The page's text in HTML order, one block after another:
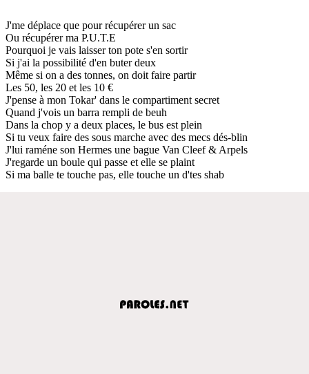
J'me déplace que pour récupérer un sac
Ou récupérer ma P.U.T.E
Pourquoi je vais laisser ton pote s'en sortir
Si j'ai la possibilité d'en buter deux
Même si on a des tonnes, on doit faire partir
Les 50, les 20 et les 10 €
J'pense à mon Tokar' dans le compartiment secret
Quand j'vois un barra rempli de beuh
Dans la chop y a deux places, le bus est plein
Si tu veux faire des sous marche avec des mecs dés-blin
J'lui raméne son Hermes une bague Van Cleef & Arpels
J'regarde un boule qui passe et elle se plaint
Si ma balle te touche pas, elle touche un d'tes shab